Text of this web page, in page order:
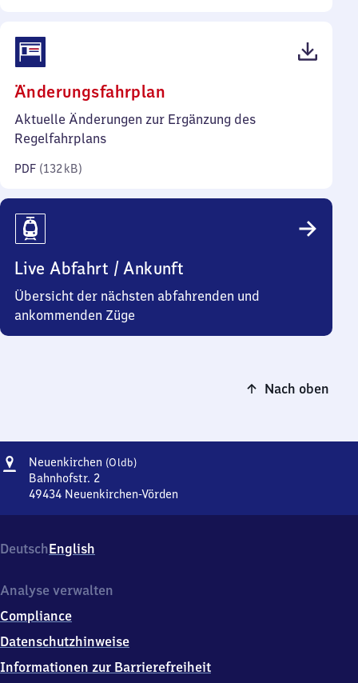
Änderungsfahrplan
132
Aktuelle Änderungen zur Ergänzung des
Regelfahrplans
PDF (132 kB)
Live Abfahrt / Ankunft
Übersicht der nächsten abfahrenden und
ankommenden Züge
Nach oben
Adresse
Neuenkirchen (Oldb)Neuenkirchen
Bahnhofstr. 2
49434 Neuenkirchen-Vörden
Bahnhofstr.
2,
9
3
4
Vörden
DeutschEnglish
Analyse verwalten
Compliance
Datenschutzhinweise
Informationen zur Barrierefreiheit